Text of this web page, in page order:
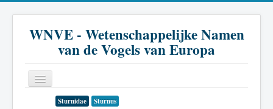
WNVE - Wetenschappelijke Namen
van de Vogels van Europa
Sturnidae Sturnus